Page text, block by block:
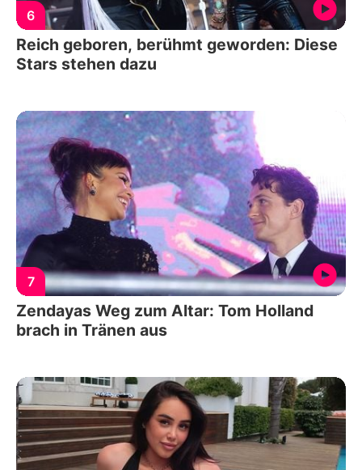
6
Reich geboren, berühmt geworden: Diese
Stars stehen dazu
7
Zendayas Weg zum Altar: Tom Holland
brach in Tränen aus